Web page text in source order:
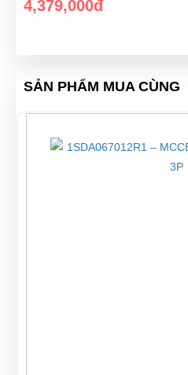
4,379,000đ
SẢN PHẨM MUA CÙNG